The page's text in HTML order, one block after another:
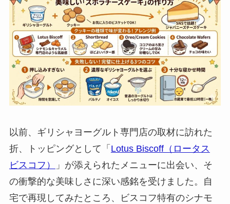
以前、ギリシャヨーグルト専門店の取材に訪れた
折、トッピングとして「 Lotus Biscoff（ロータス
ビスコフ）
」が添えられたメニューに出会い、そ
の衝撃的な美味しさに深い感銘を受けました。自
宅で再現してみたところ、ビスコフ特有のシナモ